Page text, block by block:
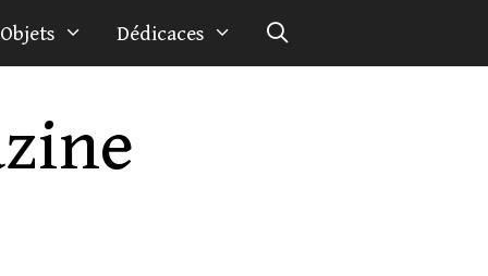
Objets Dédicaces